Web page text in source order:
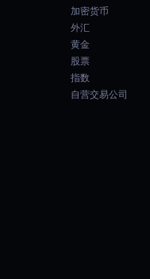
加密货币
外汇
黄金
股票
指数
自营交易公司